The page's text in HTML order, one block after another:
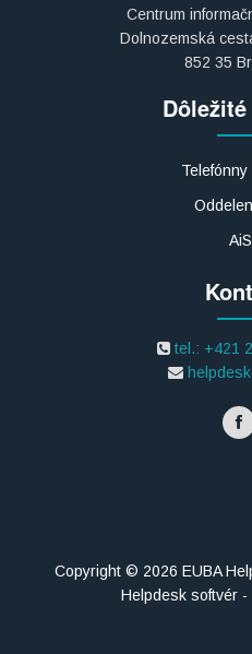
Centrum
Dolnozemská
852 35
tel.: +421
Copyright © 2026 EUBA
Helpdesk softvér